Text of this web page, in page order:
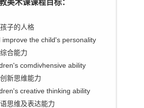
美术课课程目标：
子的人格
improve the child's personality
合能力
comdivhensive ability
新思维能力
creative thinking ability
思维及表达能力